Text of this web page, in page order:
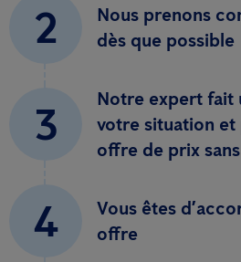
2
Nous prenons
dès que possible
3
Notre expert fait
votre situation et
offre de prix
4
Vous êtes
offre